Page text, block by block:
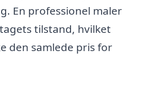
En professionel maler
tilstand, hvilket
den samlede pris for